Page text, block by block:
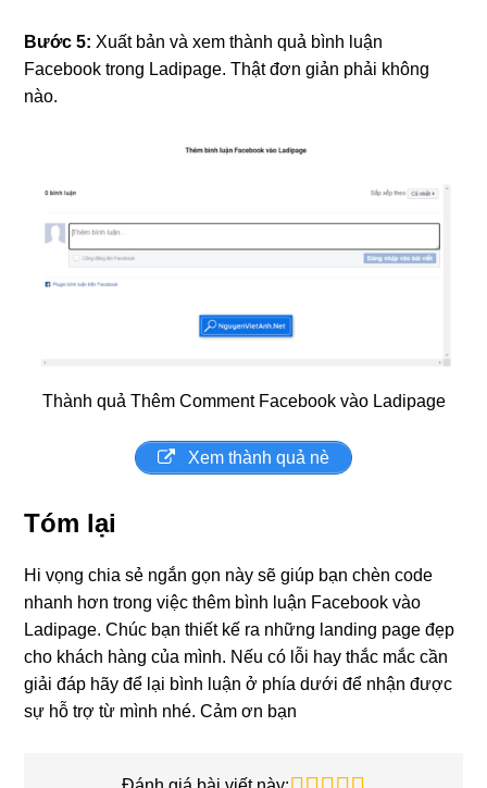
Bước 5: Xuất bản và xem thành quả bình luận
Facebook trong Ladipage. Thật đơn giản phải không
nào.
Thành quả Thêm Comment Facebook vào Ladipage
Xem thành quả nè
Tóm lại
Hi vọng chia sẻ ngắn gọn này sẽ giúp bạn chèn code
nhanh hơn trong việc thêm bình luận Facebook vào
Ladipage. Chúc bạn thiết kế ra những landing page đẹp
cho khách hàng của mình. Nếu có lỗi hay thắc mắc cần
giải đáp hãy để lại bình luận ở phía dưới để nhận được
sự hỗ trợ từ mình nhé. Cảm ơn bạn